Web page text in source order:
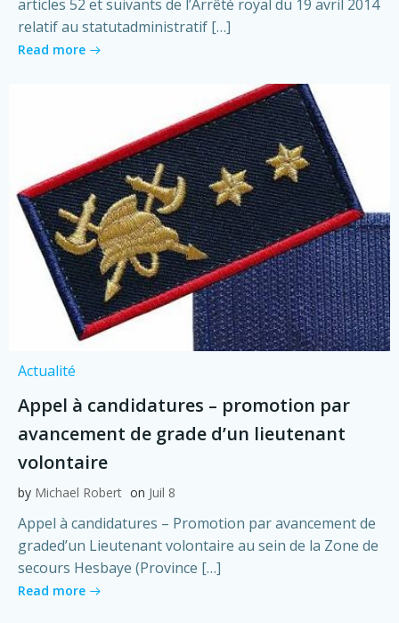
articles 52 et suivants de l’Arrêté royal du 19 avril 2014
relatif au statutadministratif […]
Read more
Actualité
Appel à candidatures – promotion par
avancement de grade d’un lieutenant
volontaire
by Michael Robert on Juil 8
Appel à candidatures – Promotion par avancement de
graded’un Lieutenant volontaire au sein de la Zone de
secours Hesbaye (Province […]
Read more